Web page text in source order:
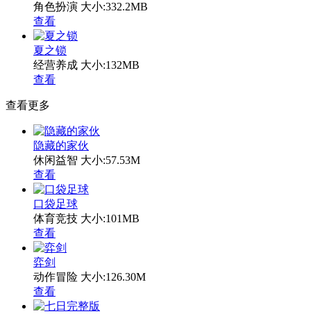
角色扮演 大小:332.2MB
查看
夏之锁
经营养成 大小:132MB
查看
查看更多
隐藏的家伙
休闲益智 大小:57.53M
查看
口袋足球
体育竞技 大小:101MB
查看
弈剑
动作冒险 大小:126.30M
查看